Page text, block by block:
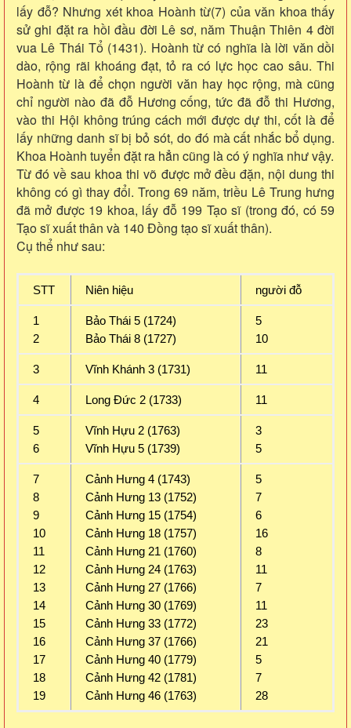
lấy đỗ? Nhưng xét khoa Hoành từ(7) của văn khoa thấy
sử ghi đặt ra hồi đầu đời Lê sơ, năm Thuận Thiên 4 đời
vua Lê Thái Tổ (1431). Hoành từ có nghĩa là lời văn dồi
dào, rộng rãi khoáng đạt, tỏ ra có lực học cao sâu. Thi
Hoành từ là để chọn người văn hay học rộng, mà cũng
chỉ người nào đã đỗ Hương cống, tức đã đỗ thi Hương,
vào thi Hội không trúng cách mới được dự thi, cốt là để
lấy những danh sĩ bị bỏ sót, do đó mà cất nhắc bổ dụng.
Khoa Hoành tuyển đặt ra hẳn cũng là có ý nghĩa như vậy.
Từ đó về sau khoa thi võ được mở đều đặn, nội dung thi
không có gì thay đổi. Trong 69 năm, triều Lê Trung hưng
đã mở được 19 khoa, lấy đỗ 199 Tạo sĩ (trong đó, có 59
Tạo sĩ xuất thân và 140 Đồng tạo sĩ xuất thân).
Cụ thể như sau:
STT Niên hiệu người đỗ
1
2
Bảo Thái 5 (1724)
Bảo Thái 8 (1727)
5
10
3 Vĩnh Khánh 3 (1731) 11
4 Long Đức 2 (1733) 11
5
6
Vĩnh Hựu 2 (1763)
Vĩnh Hựu 5 (1739)
3
5
7
8
9
10
11
12
13
14
15
16
17
18
19
Cảnh Hưng 4 (1743)
Cảnh Hưng 13 (1752)
Cảnh Hưng 15 (1754)
Cảnh Hưng 18 (1757)
Cảnh Hưng 21 (1760)
Cảnh Hưng 24 (1763)
Cảnh Hưng 27 (1766)
Cảnh Hưng 30 (1769)
Cảnh Hưng 33 (1772)
Cảnh Hưng 37 (1766)
Cảnh Hưng 40 (1779)
Cảnh Hưng 42 (1781)
Cảnh Hưng 46 (1763)
5
7
6
16
8
11
7
11
23
21
5
7
28